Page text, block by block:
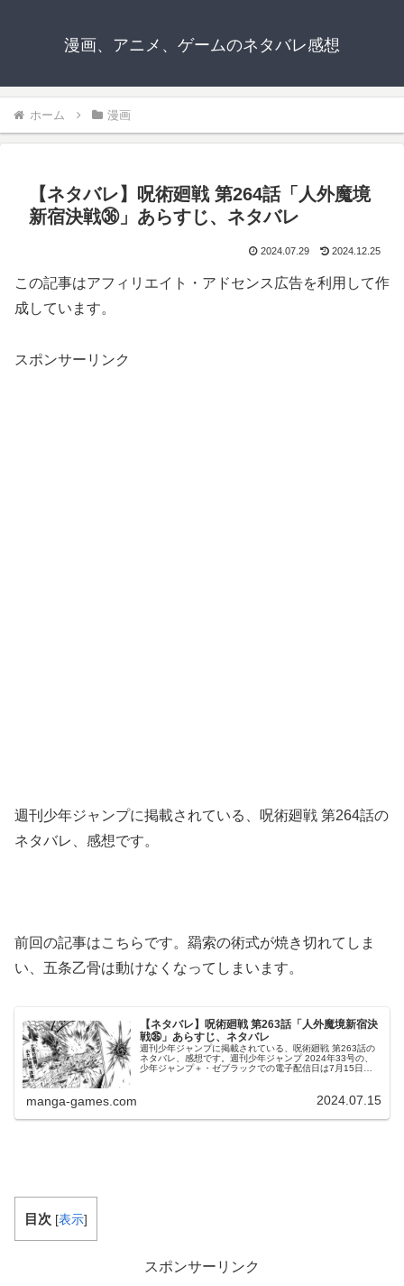
漫画、アニメ、ゲームのネタバレ感想
ホーム 漫画
【ネタバレ】呪術廻戦 第264話「人外魔境
新宿決戦㊱」あらすじ、ネタバレ
2024.07.29 2024.12.25
この記事はアフィリエイト・アドセンス広告を利用して作
成しています。
スポンサーリンク
週刊少年ジャンプに掲載されている、呪術廻戦 第264話の
ネタバレ、感想です。
前回の記事はこちらです。羂索の術式が焼き切れてしま
い、五条乙骨は動けなくなってしまいます。
【ネタバレ】呪術廻戦 第263話「人外魔境新宿決
戦㉟」あらすじ、ネタバレ
週刊少年ジャンプに掲載されている、呪術廻戦 第263話の
ネタバレ、感想です。週刊少年ジャンプ 2024年33号の、
少年ジャンプ＋・ゼブラックでの電子配信日は7月15日
manga-games.com 2024.07.15
目次 [表示]
スポンサーリンク